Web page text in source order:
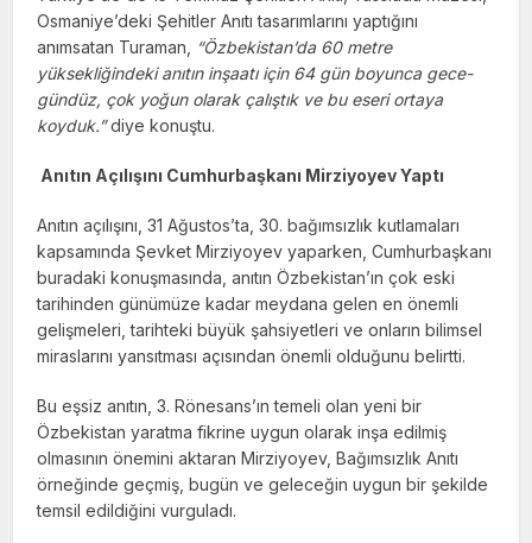
Osmaniye’deki Şehitler Anıtı tasarımlarını yaptığını
anımsatan Turaman,
“Özbekistan’da 60 metre
yüksekliğindeki anıtın inşaatı için 64 gün boyunca gece-
gündüz, çok yoğun olarak çalıştık ve bu eseri ortaya
koyduk.”diye konuştu.
Anıtın Açılışını Cumhurbaşkanı Mirziyoyev Yaptı
Anıtın açılışını, 31 Ağustos’ta, 30. bağımsızlık kutlamaları
kapsamında Şevket Mirziyoyev yaparken, Cumhurbaşkanı
buradaki konuşmasında, anıtın Özbekistan’ın çok eski
tarihinden günümüze kadar meydana gelen en önemli
gelişmeleri, tarihteki büyük şahsiyetleri ve onların bilimsel
miraslarını yansıtması açısından önemli olduğunu belirtti.
Bu eşsiz anıtın, 3. Rönesans’ın temeli olan yeni bir
Özbekistan yaratma fikrine uygun olarak inşa edilmiş
olmasının önemini aktaran Mirziyoyev, Bağımsızlık Anıtı
örneğinde geçmiş, bugün ve geleceğin uygun bir şekilde
temsil edildiğini vurguladı.